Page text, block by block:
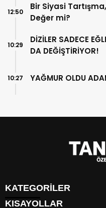
Bir Siyasi
Değer mi?
12:50
DİZİLER SADECE
DA DEĞİŞTİRİYOR!
10:29
YAĞMUR OLDU
10:27
KATEGORİLER
KISAYOLLAR